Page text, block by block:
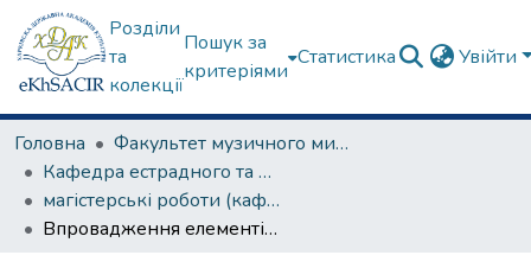
Розділи
та
колекції
Пошук за
критеріями
Статистика Увійти
Головна
Факультет музичного мистецтва
Кафедра естрадного та народного співу
магістерські роботи (кафедра естрадного та народного співу)
Впровадження елементів українського фольклору в сучасну естрадно-вокальну творчість